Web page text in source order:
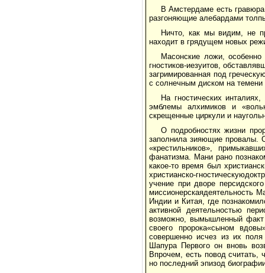
В Амстердаме есть
разгоняющие алебардами
Ничто, как мы видим, не
находит в грядущем новых
Масонские ложи, особенно
гностиков-иезуитов,
загримированная под
с солнечным диском на
На гностических
эмблемы алхимиков и
скрещенные циркули и
О подробностях жизни
заполнила зияющие провалы.
«крестильников»,
фанатизма. Мани рано
какое-то время был
христианско-
учение при дворе
миссионерскаядеятельность
Индии и Китая, где
активной деятельностью
возможно, вымышленный факт
своего пророка«сыном
совершенно исчез из их
Шапура Первого он вновь
Впрочем, есть повод
но последний эпизод